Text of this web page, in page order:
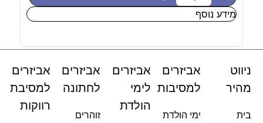
הוספה לסל
אביזרים
למסיבות
ימי הולדת
אביזרים
לימי
אביזרים
לחתונה
אביזרים
למסיבת